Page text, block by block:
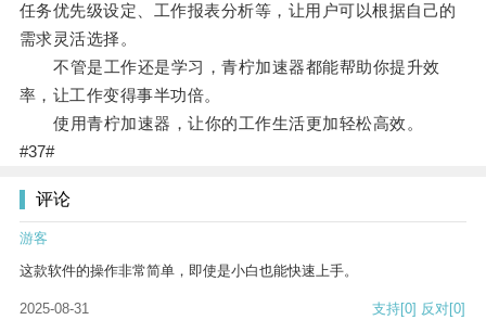
任务优先级设定、工作报表分析等，让用户可以根据自己的
需求灵活选择。
不管是工作还是学习，青柠加速器都能帮助你提升效
率，让工作变得事半功倍。
使用青柠加速器，让你的工作生活更加轻松高效。
#37#
评论
游客
这款软件的操作非常简单，即使是小白也能快速上手。
2025-08-31 支持[0] 反对[0]